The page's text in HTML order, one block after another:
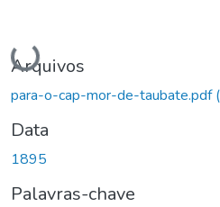
Carregando...
Arquivos
para-o-cap-mor-de-taubate.pdf
Data
1895
Palavras-chave